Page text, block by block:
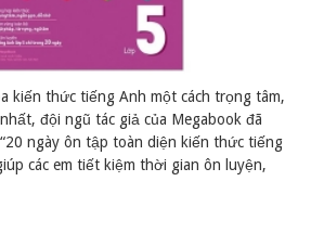
kiến thức tiếng Anh một cách trọng tâm,
đội ngũ tác giả của Megabook đã
ngày ôn tập toàn diện kiến thức tiếng
các em tiết kiệm thời gian ôn luyện,